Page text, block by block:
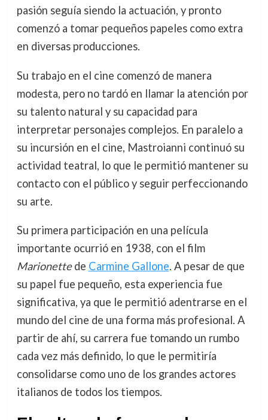
pasión seguía siendo la actuación, y pronto
comenzó a tomar pequeños papeles como extra
en diversas producciones.
Su trabajo en el cine comenzó de manera
modesta, pero no tardó en llamar la atención por
su talento natural y su capacidad para
interpretar personajes complejos. En paralelo a
su incursión en el cine, Mastroianni continuó su
actividad teatral, lo que le permitió mantener su
contacto con el público y seguir perfeccionando
su arte.
Su primera participación en una película
importante ocurrió en 1938, con el film
Marionettede Carmine Gallone. A pesar de que
su papel fue pequeño, esta experiencia fue
significativa, ya que le permitió adentrarse en el
mundo del cine de una forma más profesional. A
partir de ahí, su carrera fue tomando un rumbo
cada vez más definido, lo que le permitiría
consolidarse como uno de los grandes actores
italianos de todos los tiempos.